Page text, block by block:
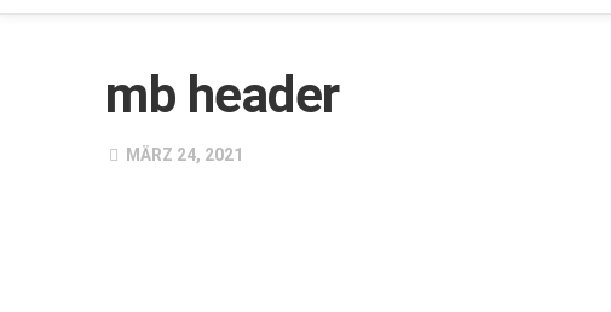
mb header
MÄRZ 24, 2021